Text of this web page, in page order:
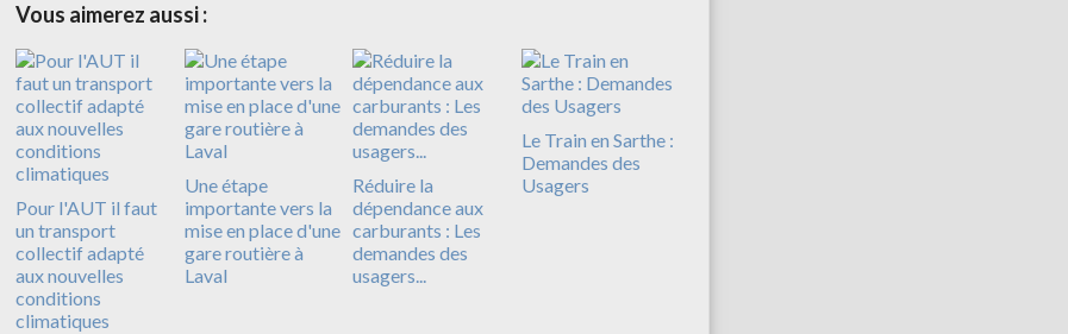
Vous aimerez aussi :
Pour l'AUT il faut
un transport
collectif adapté
aux nouvelles
conditions
climatiques
Une étape
importante vers la
mise en place d'une
gare routière à
Laval
Réduire la
dépendance aux
carburants : Les
demandes des
usagers...
Le Train en Sarthe :
Demandes des
Usagers